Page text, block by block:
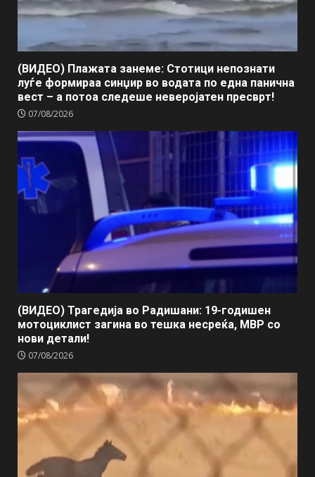
(ВИДЕО) Плажата занеме: Стотици непознати
луѓе формираа синџир во водата по една панична
вест – а потоа следеше неверојатен пресврт!
07/08/2026
(ВИДЕО) Трагедија во Радишани: 19-годишен
мотоциклист загина во тешка несреќа, МВР со
нови детали!
07/08/2026